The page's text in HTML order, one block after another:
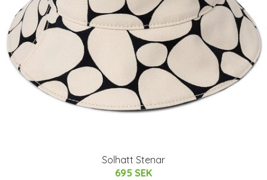
Solhatt Stenar
695 SEK